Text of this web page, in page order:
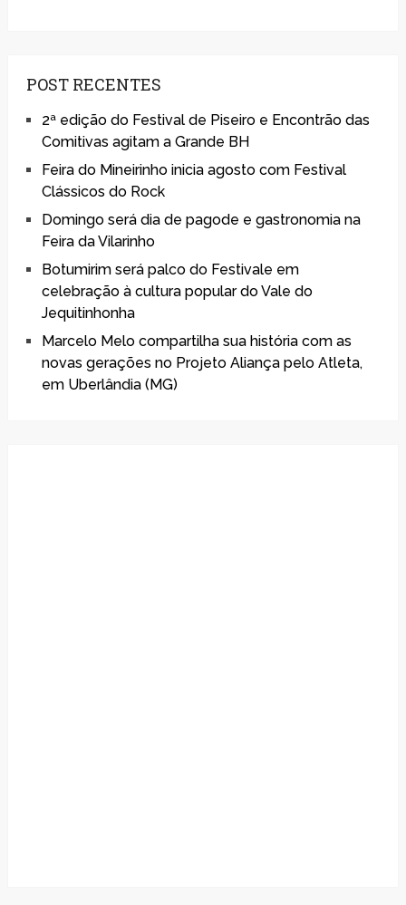
POST RECENTES
2ª edição do Festival de Piseiro e Encontrão das
Comitivas agitam a Grande BH
Feira do Mineirinho inicia agosto com Festival
Clássicos do Rock
Domingo será dia de pagode e gastronomia na
Feira da Vilarinho
Botumirim será palco do Festivale em
celebração à cultura popular do Vale do
Jequitinhonha
Marcelo Melo compartilha sua história com as
novas gerações no Projeto Aliança pelo Atleta,
em Uberlândia (MG)